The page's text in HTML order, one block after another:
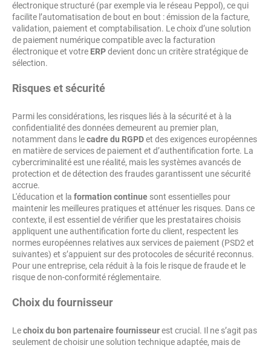
électronique structuré (par exemple via le réseau Peppol), ce qui
facilite l’automatisation de bout en bout : émission de la facture,
validation, paiement et comptabilisation. Le choix d’une solution
de paiement numérique compatible avec la facturation
électronique et votre ERPdevient donc un critère stratégique de
sélection.
Risques et sécurité
Parmi les considérations, les risques liés à la sécurité et à la
confidentialité des données demeurent au premier plan,
notamment dans lecadre du RGPDet des exigences européennes
en matière de services de paiement et d’authentification forte. La
cybercriminalité est une réalité, mais les systèmes avancés de
protection et de détection des fraudes garantissent une sécurité
accrue.
L'éducation et la formation continue sont essentielles pour
maintenir les meilleures pratiques et atténuer les risques. Dans ce
contexte, il est essentiel de vérifier que les prestataires choisis
appliquent une authentification forte du client, respectent les
normes européennes relatives aux services de paiement (PSD2 et
suivantes) et s’appuient sur des protocoles de sécurité reconnus.
Pour une entreprise, cela réduit à la fois le risque de fraude et le
risque de non-conformité réglementaire.
Choix du fournisseur
Lechoix du bon partenaire fournisseurest crucial. Il ne s’agit pas
seulement de choisir une solution technique adaptée, mais de